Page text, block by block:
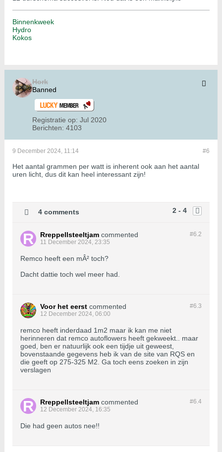
Binnenkweek
Hydro
Kokos
Hork
Banned
Registratie op: Jul 2020
Berichten: 4103
#6
9 December 2024, 11:14
Het aantal grammen per watt is inherent ook aan het aantal
uren licht, dus dit kan heel interessant zijn!
2 - 4
4 comments
#6.2
Rreppellsteeltjam commented
11 December 2024, 23:35
Remco heeft een mÂ² toch?
Dacht dattie toch wel meer had.
#6.3
Voor het eerst commented
12 December 2024, 06:00
remco heeft inderdaad 1m2 maar ik kan me niet
herinneren dat remco autoflowers heeft gekweekt.. maar
goed, ben er natuurlijk ook een tijdje uit geweest,
bovenstaande gegevens heb ik van de site van RQS en
die geeft op 275-325 M2. Ga toch eens zoeken in zijn
verslagen
#6.4
Rreppellsteeltjam commented
12 December 2024, 16:35
Die had geen autos nee!!